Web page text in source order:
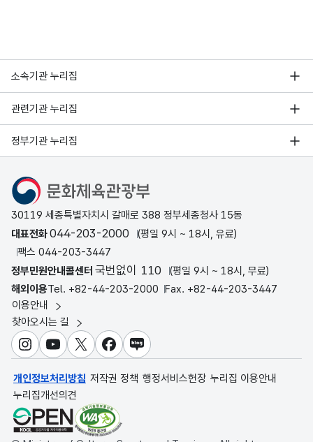
소속기관 누리집
관련기관 누리집
정부기관 누리집
문화체육관광부
30119 세종특별자치시 갈매로 388 정부세종청사 15동
대표전화044-203-2000
(평일 9시 ~ 18시, 유료)
팩스 044-203-3447
정부민원안내콜센터 국번없이 110
(평일 9시 ~ 18시, 무료)
해외이용Tel. +82-44-203-2000 Fax. +82-44-203-3447
이용안내
찾아오시는 길
인스타그램
유튜브X 페이스북
블로그
개인정보처리방침 저작권 정책 행정서비스헌장 누리집 이용안내
누리집개선의견